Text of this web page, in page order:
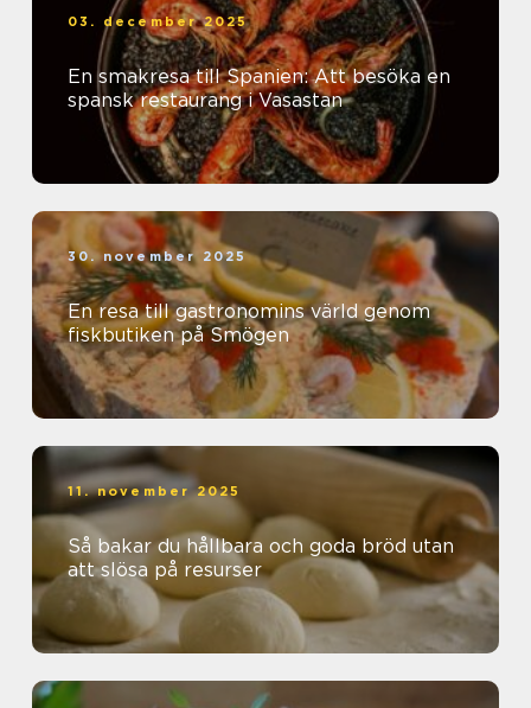
03. december 2025
En smakresa till Spanien: Att besöka en
spansk restaurang i Vasastan
30. november 2025
En resa till gastronomins värld genom
fiskbutiken på Smögen
11. november 2025
Så bakar du hållbara och goda bröd utan
att slösa på resurser